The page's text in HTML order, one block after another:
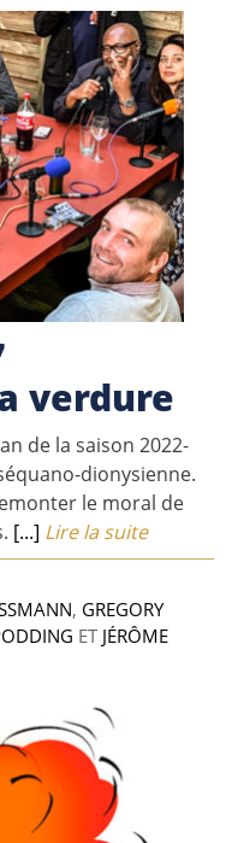
verdure
de la saison 2022-
dionysienne.
le moral de
[...] Lire la suite
, GREGORY
ET JÉRÔME